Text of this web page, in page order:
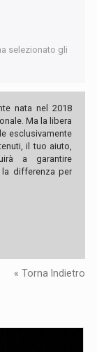
selezionato gli
nata nel 2018
Ma la libera
esclusivamente
il tuo aiuto,
a garantire
la differenza per
« Torna Indietro